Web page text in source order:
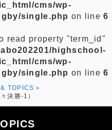
cms/wp-
single.php on line6
read property "term_id"
highschool-
cms/wp-
single.php on line6
TOPICS
決勝-1）